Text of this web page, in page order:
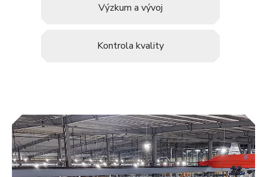
Výzkum a vývoj
Kontrola kvality